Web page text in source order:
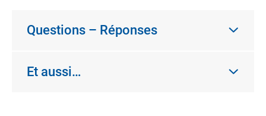
Questions – Réponses
Et aussi…